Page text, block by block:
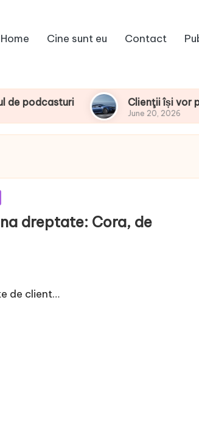
Home Cine sunt eu Contact
Clienţii își vor putea
June 20, 2026
dreptate: Cora, de
de client…